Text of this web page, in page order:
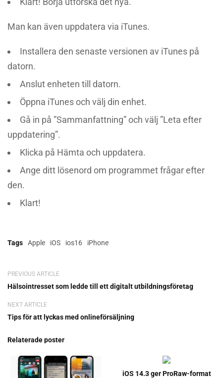
Man kan även uppdatera via iTunes.
Installera den senaste versionen av iTunes på
datorn.
Anslut enheten till datorn.
Öppna iTunes och välj din enhet.
Gå in på ”Sammanfattning” och välj ”Leta efter
uppdatering”.
Klicka på Hämta och uppdatera.
Ange ditt lösenord om programmet frågar efter
den.
Klart!
Tags Apple iOS ios16 iPhone
PREVIOUS ARTICLE
Hälsointresset som ledde till ett digitalt utbildningsföretag
NEXT ARTICLE
Tips för att lyckas med onlineförsäljning
Relaterade poster
iOS 14.3 ger ProRaw-format